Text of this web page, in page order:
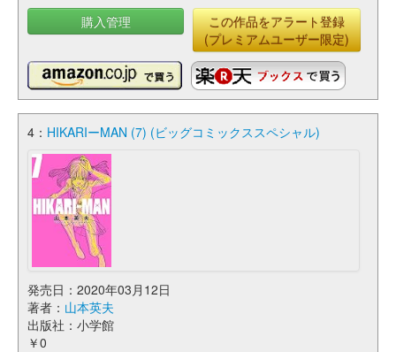
購入管理
この作品をアラート登録
(プレミアムユーザー限定)
4： HIKARIーMAN (7) (ビッグコミックススペシャル)
発売日：2020年03月12日
著者： 山本英夫
出版社：小学館
￥0